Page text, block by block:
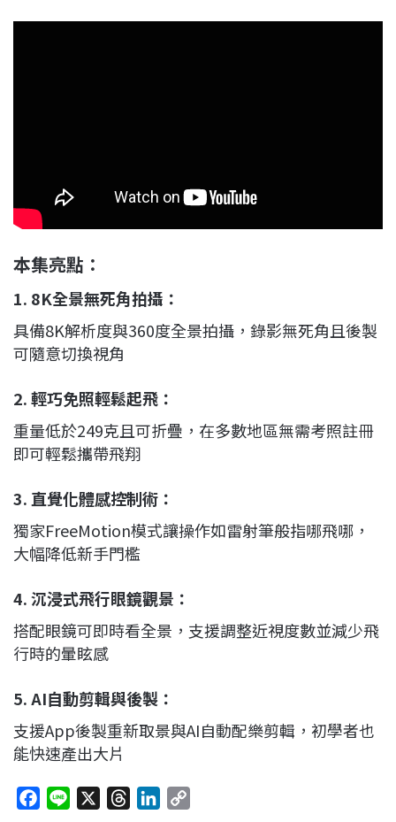
本集亮點：
1. 8K全景無死角拍攝 ：
具備8K解析度與360度全景拍攝，錄影無死角且後製
可隨意切換視角
2.輕巧免照輕鬆起飛 ：
重量低於249克且可折疊，在多數地區無需考照註冊
即可輕鬆攜帶飛翔
3. 直覺化體感控制術 ：
獨家FreeMotion模式讓操作如雷射筆般指哪飛哪，
大幅降低新手門檻
4.沉浸式飛行眼鏡觀景 ：
搭配眼鏡可即時看全景，支援調整近視度數並減少飛
行時的暈眩感
5.AI自動剪輯與後製 ：
支援App後製重新取景與AI自動配樂剪輯，初學者也
能快速產出大片